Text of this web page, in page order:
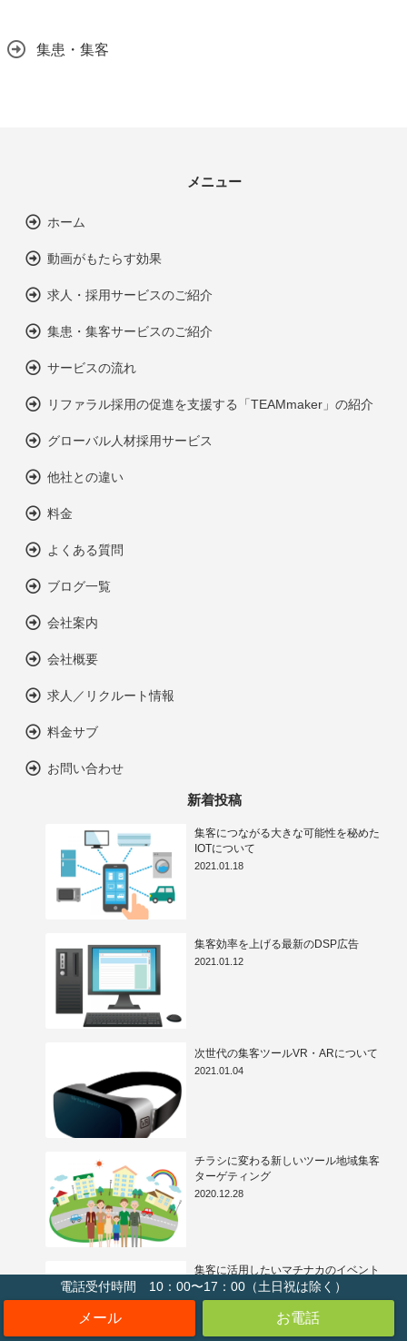
電話受付時間 10：00〜17：00（土日祝は除く）
集患・集客
メニュー
ホーム
動画がもたらす効果
求人・採用サービスのご紹介
集患・集客サービスのご紹介
サービスの流れ
リファラル採用の促進を支援する「TEAMmaker」の紹介
グローバル人材採用サービス
他社との違い
料金
よくある質問
ブログ一覧
会社案内
会社概要
求人／リクルート情報
料金サブ
お問い合わせ
新着投稿
集客につながる大きな可能性を秘めた
IOTについて
2021.01.18
集客効率を上げる最新のDSP広告
2021.01.12
次世代の集客ツールVR・ARについて
2021.01.04
チラシに変わる新しいツール地域集客
ターゲティング
2020.12.28
集客に活用したいマチナカのイベント
スペース
2020.12.21